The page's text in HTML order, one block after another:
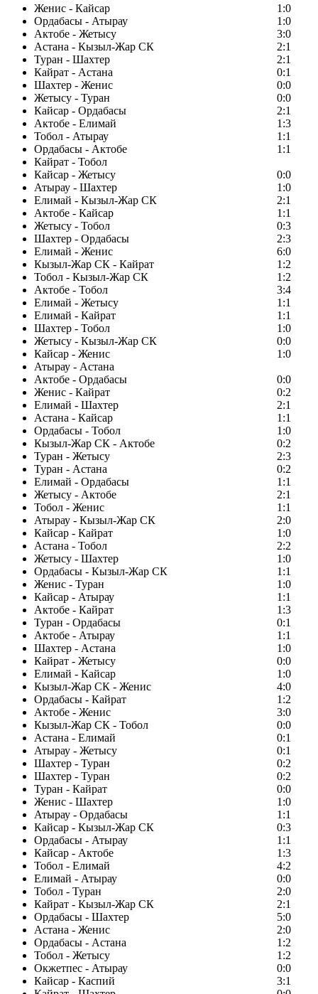
Женис - Кайсар
1:0
Ордабасы - Атырау
1:0
Актобе - Жетысу
3:0
Астана - Кызыл-Жар СК
2:1
Туран - Шахтер
2:1
Кайрат - Астана
0:1
Шахтер - Женис
0:0
Жетысу - Туран
0:0
Кайсар - Ордабасы
2:1
Актобе - Елимай
1:3
Тобол - Атырау
1:1
Ордабасы - Актобе
1:1
Кайрат - Тобол
Кайсар - Жетысу
0:0
Атырау - Шахтер
1:0
Елимай - Кызыл-Жар СК
2:1
Актобе - Кайсар
1:1
Жетысу - Тобол
0:3
Шахтер - Ордабасы
2:3
Елимай - Женис
6:0
Кызыл-Жар СК - Кайрат
1:2
Тобол - Кызыл-Жар СК
1:2
Актобе - Тобол
3:4
Елимай - Жетысу
1:1
Елимай - Кайрат
1:1
Шахтер - Тобол
1:0
Жетысу - Кызыл-Жар СК
0:0
Кайсар - Женис
1:0
Атырау - Астана
Актобе - Ордабасы
0:0
Женис - Кайрат
0:2
Елимай - Шахтер
2:1
Астана - Кайсар
1:1
Ордабасы - Тобол
1:0
Кызыл-Жар СК - Актобе
0:2
Туран - Жетысу
2:3
Туран - Астана
0:2
Елимай - Ордабасы
1:1
Жетысу - Актобе
2:1
Тобол - Женис
1:1
Атырау - Кызыл-Жар СК
2:0
Кайсар - Кайрат
1:0
Астана - Тобол
2:2
Жетысу - Шахтер
1:0
Ордабасы - Кызыл-Жар СК
1:1
Женис - Туран
1:0
Кайсар - Атырау
1:1
Актобе - Кайрат
1:3
Туран - Ордабасы
0:1
Актобе - Атырау
1:1
Шахтер - Астана
1:0
Кайрат - Жетысу
0:0
Елимай - Кайсар
1:0
Кызыл-Жар СК - Женис
4:0
Ордабасы - Кайрат
1:2
Актобе - Женис
3:0
Кызыл-Жар СК - Тобол
0:0
Астана - Елимай
0:1
Атырау - Жетысу
0:1
Шахтер - Туран
0:2
Шахтер - Туран
0:2
Туран - Кайрат
0:0
Женис - Шахтер
1:0
Атырау - Ордабасы
1:1
Кайсар - Кызыл-Жар СК
0:3
Ордабасы - Атырау
1:1
Кайсар - Актобе
1:3
Тобол - Елимай
4:2
Елимай - Атырау
0:0
Тобол - Туран
2:0
Кайрат - Кызыл-Жар СК
2:1
Ордабасы - Шахтер
5:0
Астана - Женис
2:0
Ордабасы - Астана
1:2
Тобол - Жетысу
1:2
Окжетпес - Атырау
0:0
Кайсар - Каспий
3:1